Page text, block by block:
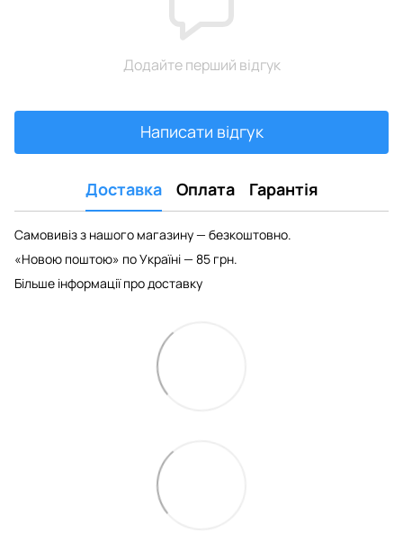
Додайте перший відгук
Написати відгук
Доставка Оплата Гарантія
Самовивіз з нашого магазину — безкоштовно.
«Новою поштою» по Україні — 85 грн.
Більше інформації про доставку